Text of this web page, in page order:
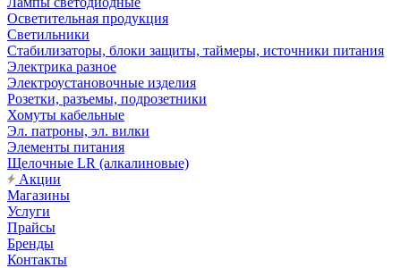
Осветительная продукция
Светильники
Стабилизаторы, блоки защиты, таймеры, источники питания
Электрика разное
Электроустановочные изделия
Розетки, разъемы, подрозетники
Хомуты кабельные
Эл. патроны, эл. вилки
Элементы питания
Щелочные LR (алкалиновые)
Акции
Магазины
Услуги
Прайсы
Бренды
Контакты